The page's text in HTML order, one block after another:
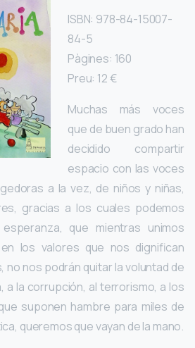
ISBN: 978-84-15007-
84-5
Pàgines: 160
Preu: 12 €
Muchas más voces
que de buen grado han
decidido compartir
espacio con las voces
a la vez, de niños y niñas,
gracias a los cuales podemos
que mientras unimos
los valores que nos dignifican
no nos podrán quitar la voluntad de
a la corrupción, al terrorismo, a los
suponen hambre para miles de
queremos que vayan de la mano.